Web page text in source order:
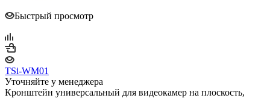
Быстрый просмотр
TSi-WM01
Уточняйте у менеджера
Кронштейн универсальный для видеокамер на плоскость,